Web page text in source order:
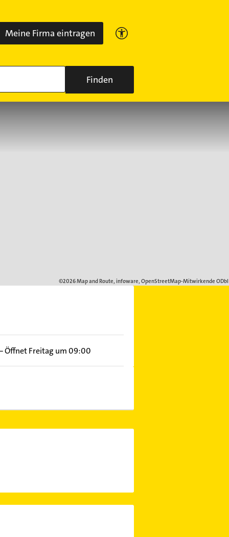
Meine Firma eintragen
Finden
Öffnet Freitag um 09:00